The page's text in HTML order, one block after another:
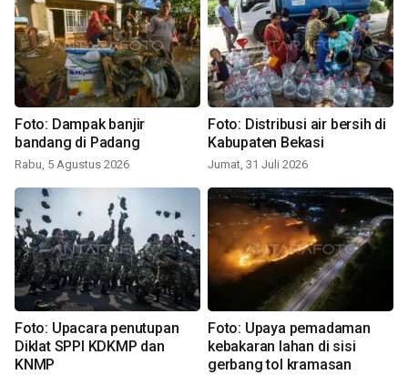
Foto: Dampak banjir
bandang di Padang
Rabu, 5 Agustus 2026
Foto: Distribusi air bersih di
Kabupaten Bekasi
Jumat, 31 Juli 2026
Foto: Upacara penutupan
Diklat SPPI KDKMP dan
KNMP
Foto: Upaya pemadaman
kebakaran lahan di sisi
gerbang tol kramasan